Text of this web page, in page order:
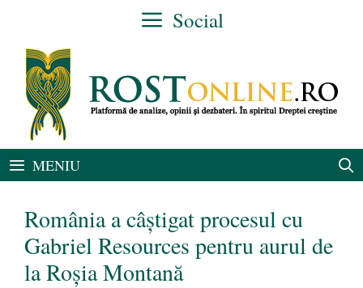
conținut
Social
MENIU
România a câştigat procesul cu
Gabriel Resources pentru aurul de
la Roşia Montană